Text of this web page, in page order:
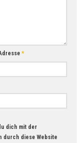
*
dich mit der
durch diese Website